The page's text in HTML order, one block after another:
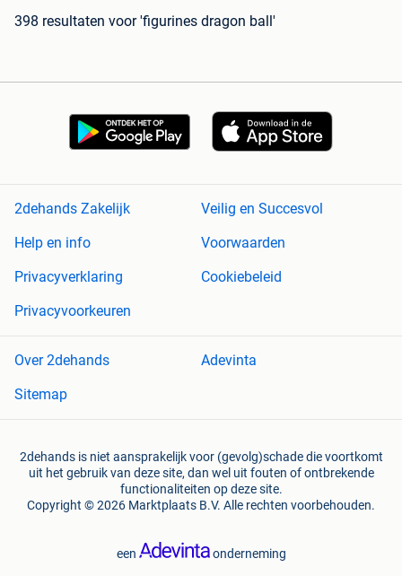
398 resultaten voor 'figurines dragon ball'
2dehands Zakelijk
Veilig en Succesvol
Help en info
Voorwaarden
Privacyverklaring
Cookiebeleid
Privacyvoorkeuren
Over 2dehands
Adevinta
Sitemap
2dehands is niet aansprakelijk voor (gevolg)schade die voortkomt
uit het gebruik van deze site, dan wel uit fouten of ontbrekende
functionaliteiten op deze site.
Copyright © 2026 Marktplaats B.V. Alle rechten voorbehouden.
een onderneming